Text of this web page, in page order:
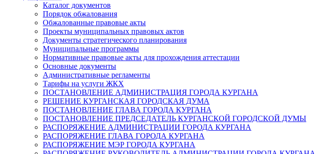
Каталог документов
Порядок обжалования
Обжалованные правовые акты
Проекты муниципальных правовых актов
Документы стратегического планирования
Муниципальные программы
Нормативные правовые акты для прохождения аттестации
Основные документы
Административные регламенты
Тарифы на услуги ЖКХ
ПОСТАНОВЛЕНИЕ АДМИНИСТРАЦИЯ ГОРОДА КУРГАНА
РЕШЕНИЕ КУРГАНСКАЯ ГОРОДСКАЯ ДУМА
ПОСТАНОВЛЕНИЕ ГЛАВА ГОРОДА КУРГАНА
ПОСТАНОВЛЕНИЕ ПРЕДСЕДАТЕЛЬ КУРГАНСКОЙ ГОРОДСКОЙ ДУМЫ
РАСПОРЯЖЕНИЕ АДМИНИСТРАЦИИ ГОРОДА КУРГАНА
РАСПОРЯЖЕНИЕ ГЛАВА ГОРОДА КУРГАНА
РАСПОРЯЖЕНИЕ МЭР ГОРОДА КУРГАНА